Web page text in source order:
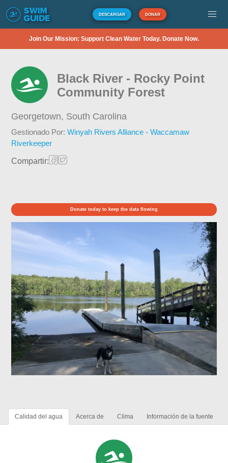
DESCARGAR DONAR
Join Our Mission: Support Clean Water Today. Donate Now.
Black River - Rocky Point
Community Forest
Georgetown, South Carolina
Gestionado Por:Winyah Rivers Alliance - Waccamaw
Riverkeeper
Compartir:
Donate today to keep the data flowing
Calidad del agua Acerca de Clima Información de la fuente